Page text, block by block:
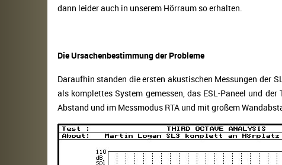
dann leider auch in unserem Hörraum so erhalten.
Die Ursachenbestimmung der Probleme
Daraufhin standen die ersten akustischen Messungen der
als komplettes System gemessen, das ESL-Paneel und
Abstand und im Messmodus RTA und mit großem